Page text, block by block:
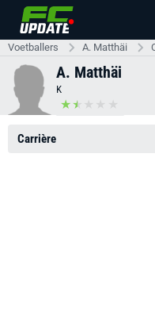
Voetballers A. Matthäi
A. Matthäi
K
Carrière